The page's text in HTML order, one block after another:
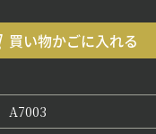
A7003